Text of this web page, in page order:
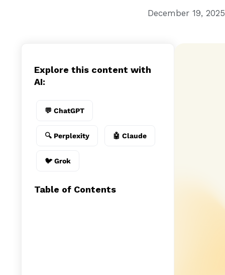
December 19, 2025
Explore this content with
AI:
💬 ChatGPT
🔍 Perplexity 🤖 Claude
🐦 Grok
Table of Contents